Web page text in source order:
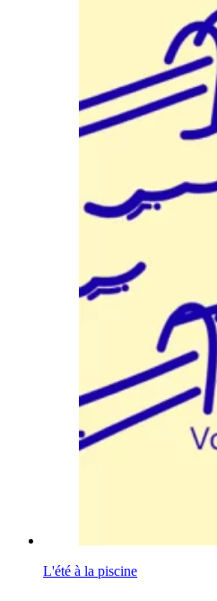
L'été à la piscine